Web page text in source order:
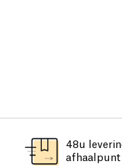
48u
afhaalpunt